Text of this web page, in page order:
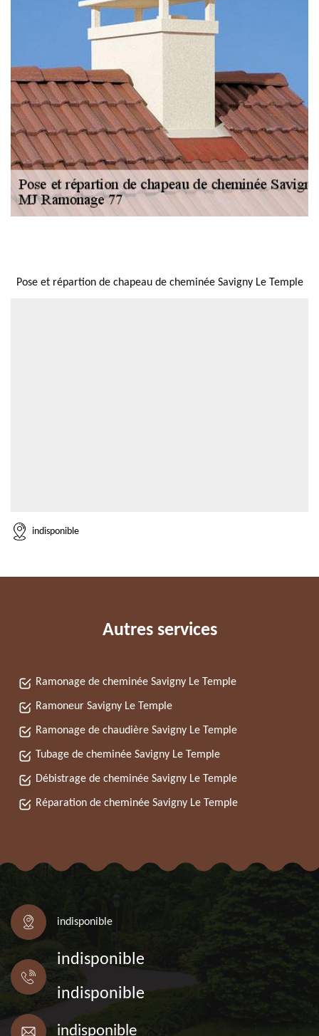
Pose et répartion de chapeau de cheminée Savigny Le Temple
indisponible
Autres services
Ramonage de cheminée Savigny Le Temple
Ramoneur Savigny Le Temple
Ramonage de chaudière Savigny Le Temple
Tubage de cheminée Savigny Le Temple
Débistrage de cheminée Savigny Le Temple
Réparation de cheminée Savigny Le Temple
indisponible
indisponible
indisponible
indisponible